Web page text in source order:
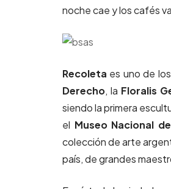
noche cae y los cafés
Recoleta es uno de
Derecho, la Floralis
siendo la primera
el Museo Nacional
colección de arte
país, de grandes